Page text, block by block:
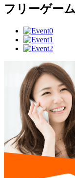
フリーゲー